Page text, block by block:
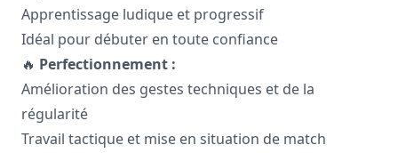
Apprentissage ludique et progressif
Idéal pour débuter en toute confiance
🔥 Perfectionnement :
Amélioration des gestes techniques et de la
régularité
Travail tactique et mise en situation de match